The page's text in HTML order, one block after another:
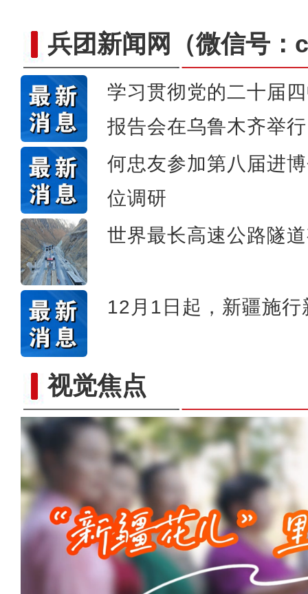
兵团新闻网 （微信号
学习贯彻党的二十届
报告会在乌鲁木齐举行
何忠友参加第八届进
位调研
世界最长高速公路隧
12月1日起，新疆施
视觉焦点
【与你为邻】吉尔吉斯斯坦
侨乡故事 | 当新疆遇见嘻哈